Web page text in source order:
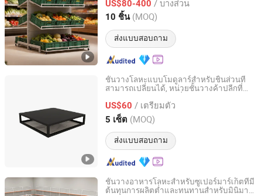
US$80-400 / บางส่วน
10 ชิ้น (MOQ)
ส่งแบบสอบถาม
Jiangsu, China อัตราจาก 2026
ชั้นวางโลหะแบบโมดูลาร์สำหรับชิ้นส่วนที่
สามารถเปลี่ยนได้, หน่วยชั้นวางค้าปลีกที่
การจัดเรียงร้านค้าที่ยืดหยุ่น
US$60 / เตรียมตัว
5 เซ็ต (MOQ)
ส่งแบบสอบถาม
Suzhou Sigmetal Business Equipment Co., Ltd.
Jiangsu, China อัตราจาก 2022
ชั้นวางอาหารโลหะสำหรับซูเปอร์มาร์เก็ตที่มี
ต้นทุนการผลิตต่ำและทนทานสำหรับมินิมาร์